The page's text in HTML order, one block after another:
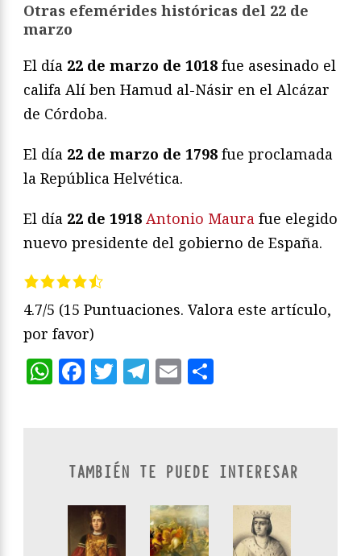
Otras efemérides históricas del 22 de
marzo
El día 22 de marzo de 1018 fue asesinado el
califa Alí ben Hamud al-Násir en el Alcázar
de Córdoba.
El día 22 de marzo de 1798 fue proclamada
la República Helvética.
El día 22 de 1918 Antonio Maura fue elegido
nuevo presidente del gobierno de España.
4.7/5 (15 Puntuaciones. Valora este artículo,
por favor)
WhatsApp
Facebook
Twitter
Telegram
Email
TAMBIÉN TE PUEDE INTERESAR